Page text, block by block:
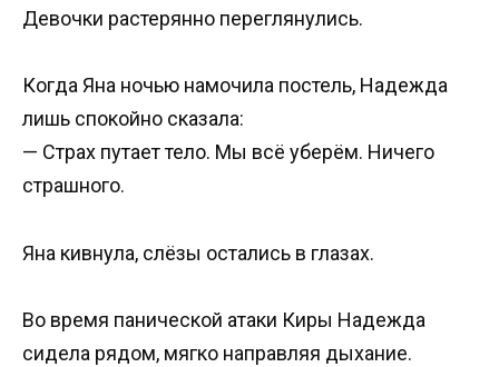
Девочки растерянно переглянулись.
Когда Яна ночью намочила постель, Надежда
лишь спокойно сказала:
— Страх путает тело. Мы всё уберём. Ничего
страшного.
Яна кивнула, слёзы остались в глазах.
Во время панической атаки Киры Надежда
сидела рядом, мягко направляя дыхание.